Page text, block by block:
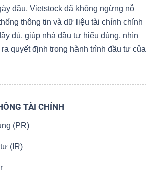
đầu, Vietstock đã không ngừng nỗ
thông tin và dữ liệu tài chính chính
đủ, giúp nhà đầu tư hiểu đúng, nhìn
quyết định trong hành trình đầu tư của
TÀI CHÍNH
(PR)
(IR)